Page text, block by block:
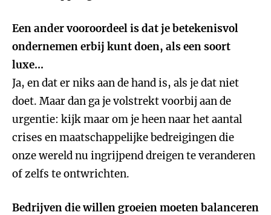
Een ander vooroordeel is dat je betekenisvol
ondernemen erbij kunt doen, als een soort
luxe...
Ja, en dat er niks aan de hand is, als je dat niet
doet. Maar dan ga je volstrekt voorbij aan de
urgentie: kijk maar om je heen naar het aantal
crises en maatschappelijke bedreigingen die
onze wereld nu ingrijpend dreigen te veranderen
of zelfs te ontwrichten.
Bedrijven die willen groeien moeten balanceren